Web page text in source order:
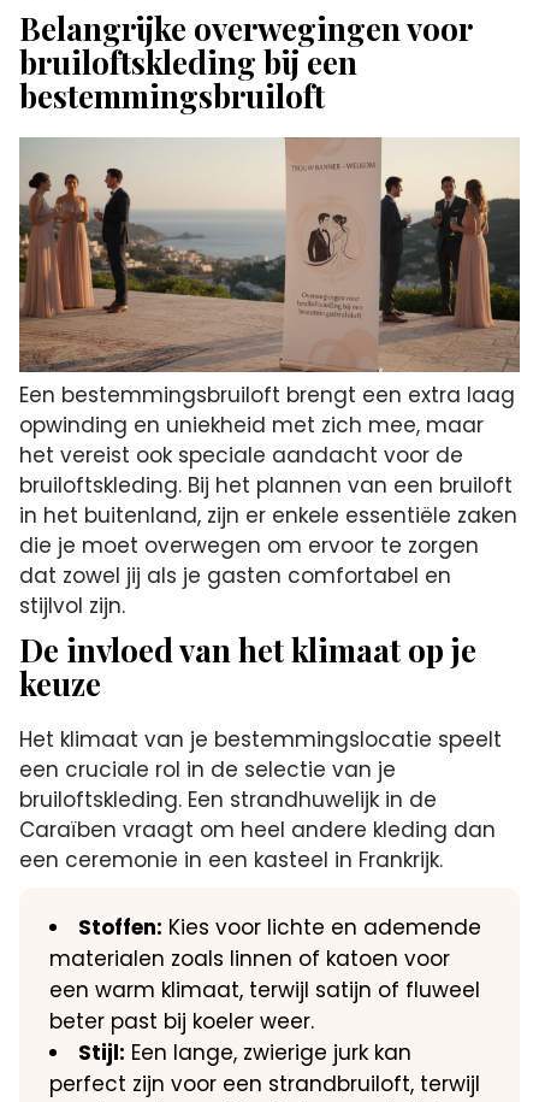
Belangrijke overwegingen voor
bruiloftskleding bij een
bestemmingsbruiloft
Een bestemmingsbruiloft brengt een extra laag
opwinding en uniekheid met zich mee, maar
het vereist ook speciale aandacht voor de
bruiloftskleding. Bij het plannen van een bruiloft
in het buitenland, zijn er enkele essentiële zaken
die je moet overwegen om ervoor te zorgen
dat zowel jij als je gasten comfortabel en
stijlvol zijn.
De invloed van het klimaat op je
keuze
Het klimaat van je bestemmingslocatie speelt
een cruciale rol in de selectie van je
bruiloftskleding. Een strandhuwelijk in de
Caraïben vraagt om heel andere kleding dan
een ceremonie in een kasteel in Frankrijk.
Stoffen: Kies voor lichte en ademende
materialen zoals linnen of katoen voor
een warm klimaat, terwijl satijn of fluweel
beter past bij koeler weer.
Stijl: Een lange, zwierige jurk kan
perfect zijn voor een strandbruiloft, terwijl